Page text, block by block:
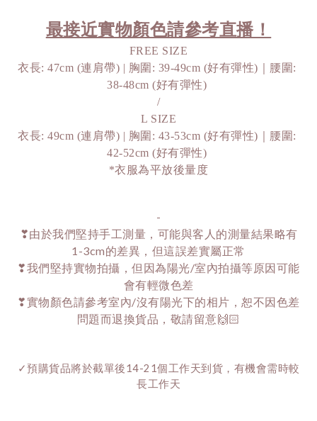
最接近實物顏色請參考直播！
FREE SIZE
衣長: 47cm (連肩帶) | 胸圍: 39-49cm (好有彈性)｜腰圍:
38-48cm (好有彈性)
/
L SIZE
衣長: 49cm (連肩帶) | 胸圍: 43-53cm (好有彈性)｜腰圍:
42-52cm (好有彈性)
*衣服為平放後量度
-
❣由於我們堅持手工測量，可能與客人的測量結果略有
1-3cm的差異，但這誤差實屬正常
❣我們堅持實物拍攝，但因為陽光/室內拍攝等原因可能
會有輕微色差
❣實物顏色請參考室內/沒有陽光下的相片，恕不因色差
問題而退換貨品，敬請留意🙌🏻
✓預購貨品將於截單後14-21個工作天到貨，有機會需時較
長工作天